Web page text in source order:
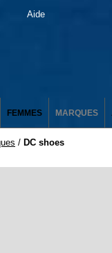
Aide
FEMMES MARQUES
/ DC shoes